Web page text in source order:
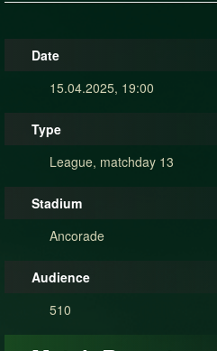
Date
15.04.2025, 19:00
Type
League, matchday 13
Stadium
Ancorade
Audience
510